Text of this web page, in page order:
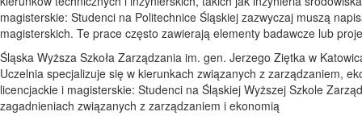
magisterskie: Studenci na Politechnice Śląskiej zazwyczaj muszą
magisterskich. Te prace często zawierają elementy badawcze lub
Śląska Wyższa Szkoła Zarządzania im. gen. Jerzego Ziętka w
Uczelnia specjalizuje się w kierunkach związanych z zarządzaniem,
licencjackie i magisterskie: Studenci na Śląskiej Wyższej Szkole
zagadnieniach związanych z zarządzaniem i ekonomią